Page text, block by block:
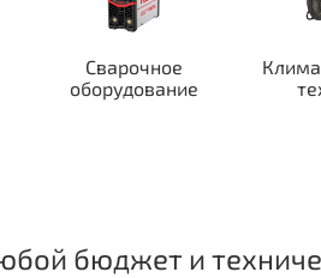
Сварочное
оборудование
бюджет и